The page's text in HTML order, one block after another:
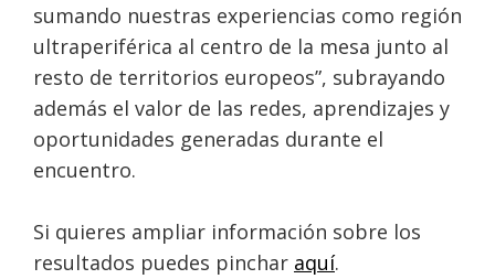
sumando nuestras experiencias como región
ultraperiférica al centro de la mesa junto al
resto de territorios europeos”, subrayando
además el valor de las redes, aprendizajes y
oportunidades generadas durante el
encuentro.
Si quieres ampliar información sobre los
resultados puedes pinchar aquí.